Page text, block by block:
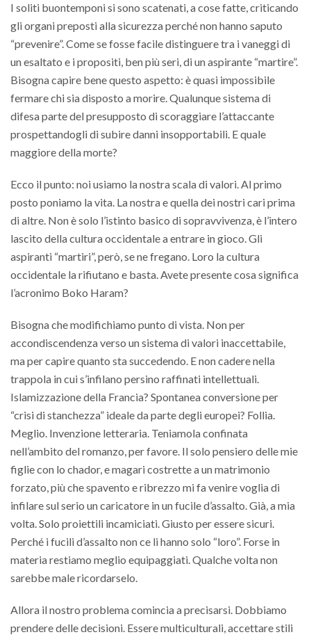
I soliti buontemponi si sono scatenati, a cose fatte, criticando
gli organi preposti alla sicurezza perché non hanno saputo
“prevenire”. Come se fosse facile distinguere tra i vaneggi di
un esaltato e i propositi, ben più seri, di un aspirante “martire”.
Bisogna capire bene questo aspetto: è quasi impossibile
fermare chi sia disposto a morire. Qualunque sistema di
difesa parte del presupposto di scoraggiare l’attaccante
prospettandogli di subire danni insopportabili. E quale
maggiore della morte?
Ecco il punto: noi usiamo la nostra scala di valori. Al primo
posto poniamo la vita. La nostra e quella dei nostri cari prima
di altre. Non è solo l’istinto basico di sopravvivenza, è l’intero
lascito della cultura occidentale a entrare in gioco. Gli
aspiranti “martiri”, però, se ne fregano. Loro la cultura
occidentale la rifiutano e basta. Avete presente cosa significa
l’acronimo Boko Haram?
Bisogna che modifichiamo punto di vista. Non per
accondiscendenza verso un sistema di valori inaccettabile,
ma per capire quanto sta succedendo. E non cadere nella
trappola in cui s’infilano persino raffinati intellettuali.
Islamizzazione della Francia? Spontanea conversione per
“crisi di stanchezza” ideale da parte degli europei? Follia.
Meglio. Invenzione letteraria. Teniamola confinata
nell’ambito del romanzo, per favore. Il solo pensiero delle mie
figlie con lo chador, e magari costrette a un matrimonio
forzato, più che spavento e ribrezzo mi fa venire voglia di
infilare sul serio un caricatore in un fucile d’assalto. Già, a mia
volta. Solo proiettili incamiciati. Giusto per essere sicuri.
Perché i fucili d’assalto non ce li hanno solo “loro”. Forse in
materia restiamo meglio equipaggiati. Qualche volta non
sarebbe male ricordarselo.
Allora il nostro problema comincia a precisarsi. Dobbiamo
prendere delle decisioni. Essere multiculturali, accettare stili